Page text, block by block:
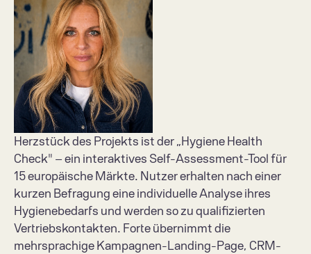
Herzstück des Projekts ist der „Hygiene Health
Check" – ein interaktives Self-Assessment-Tool für
15 europäische Märkte. Nutzer erhalten nach einer
kurzen Befragung eine individuelle Analyse ihres
Hygienebedarfs und werden so zu qualifizierten
Vertriebskontakten. Forte übernimmt die
mehrsprachige Kampagnen-Landing-Page, CRM-